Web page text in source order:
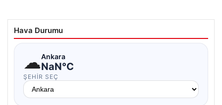
Hava Durumu
☁Ankara
NaN°C
ŞEHIR SEÇ